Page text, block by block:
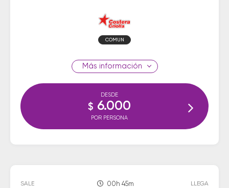
COMUN
información
DESDE
$ 6.000
POR PERSONA
SALE 00h 45m LLEGA